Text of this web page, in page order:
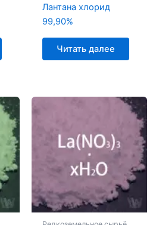
Лантана хлорид
99,90%
Читать далее